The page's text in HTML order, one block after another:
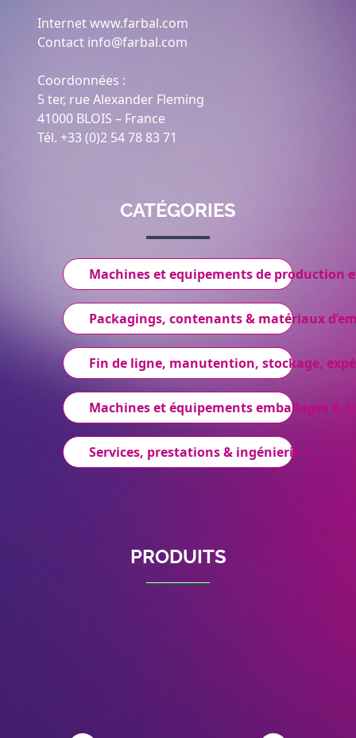
Internet www.farbal.com
Contact info@farbal.com
Coordonnées :
5 ter, rue Alexander Fleming
41000 BLOIS – France
Tél. +33 (0)2 54 78 83 71
CATÉGORIES
Machines et equipements de production
Packagings, contenants & matériaux
Fin de ligne, manutention, stockage,
Machines et équipements emballages &
Services, prestations & ingénierie
PRODUITS